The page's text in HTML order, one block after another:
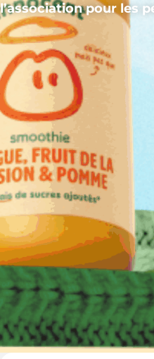
l’association pour les